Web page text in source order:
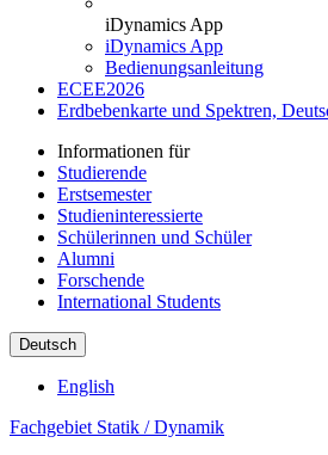
iDynamics App
iDynamics App
Bedienungsanleitung
ECEE2026
Erdbebenkarte und Spektren,
Informationen für
Studierende
Erstsemester
Studieninteressierte
Schülerinnen und Schüler
Alumni
Forschende
International Students
Deutsch
English
Fachgebiet Statik / Dynamik